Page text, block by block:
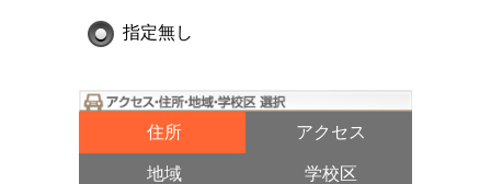
指定無し
住所 アクセス
地域 学校区